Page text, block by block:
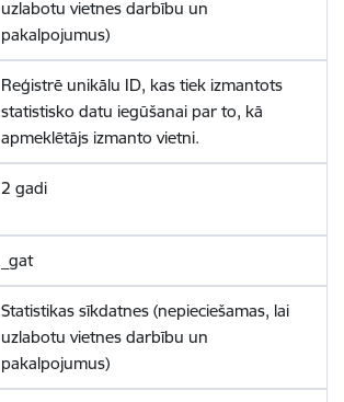
uzlabotu vietnes darbību un
pakalpojumus)
Reģistrē unikālu ID, kas tiek izmantots
statistisko datu iegūšanai par to, kā
apmeklētājs izmanto vietni.
2 gadi
_gat
Statistikas sīkdatnes (nepieciešamas, lai
uzlabotu vietnes darbību un
pakalpojumus)